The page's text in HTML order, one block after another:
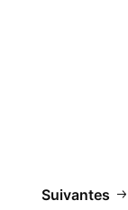
Suivantes